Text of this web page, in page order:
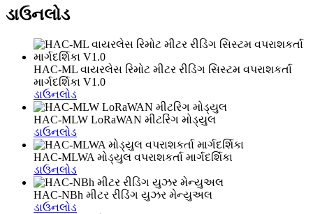
ડાઉનલોડ
HAC-ML વાયરલેસ રિમોટ મીટર રીડિંગ સિસ્ટમ વપરાશકર્તા
માર્ગદર્શિકા V1.0
ડાઉનલોડ
HAC-MLW LoRaWAN મીટરિંગ મોડ્યુલ
ડાઉનલોડ
HAC-MLWA મોડ્યુલ વપરાશકર્તા માર્ગદર્શિકા
ડાઉનલોડ
HAC-NBh મીટર રીડિંગ યુઝર મેન્યુઅલ
ડાઉનલોડ